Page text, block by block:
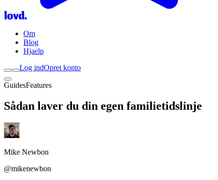
Om
Blog
Hjaelp
Log indOpret konto
GuidesFeatures
Sådan laver du din egen familietidslinje
Mike Newbon
@mikenewbon